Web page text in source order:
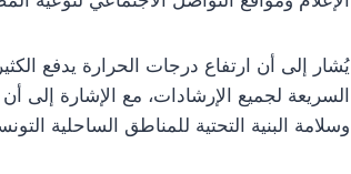
يُشار إلى أن ارتفاع درجات الحرارة يدفع
السريعة لجميع الإرشادات، مع الإشارة
وسلامة البنية التحتية للمناطق الساحلية